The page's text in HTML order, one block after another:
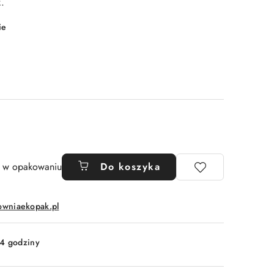
opakowaniu Do koszyka
godziny